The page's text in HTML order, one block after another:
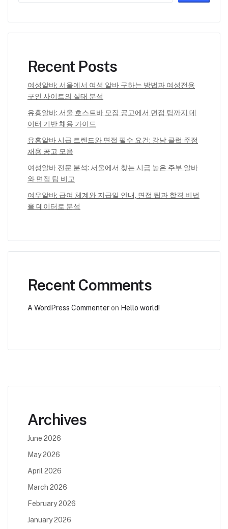
Recent Posts
여성알바: 서울에서 여성 알바 구하는 방법과 여성전용
구인 사이트의 실태 분석
유흥알바: 서울 호스트바 모집 공고에서 면접 팁까지 데
이터 기반 채용 가이드
유흥알바 시급 트렌드와 면접 필수 요건: 강남 클럽·주점
채용 공고 모음
여성알바 전문 분석: 서울에서 찾는 시급 높은 주부 알바
와 면접 팁 비교
여우알바: 급여 체계와 지급일 안내, 면접 팁과 합격 비법
을 데이터로 분석
Recent Comments
A WordPress Commenteron Hello world!
Archives
June 2026
May 2026
April 2026
March 2026
February 2026
January 2026